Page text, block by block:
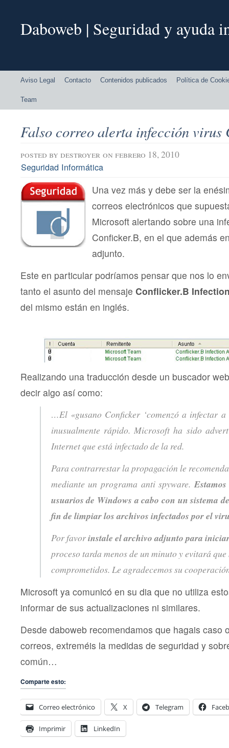
Daboweb | Seguridad y ayuda
Aviso Legal Contacto Contenidos publicados Política de
Team
Falso correo alerta infección virus
posted by destroyer on febrero 18, 2010
Seguridad Informática
Una vez más y debe ser la
correos electrónicos que
Microsoft alertando sobre una
Conficker.B, en el que además
adjunto.
Este en particular podríamos pensar que nos lo
tanto el asunto del mensaje Conflicker.B
del mismo están en inglés.
Realizando una traducción desde un buscador
decir algo así como:
…El «gusano Conficker ‘comenzó a infectar
inusualmente rápido. Microsoft ha sido
Internet que está infectado de la red.
Para contrarrestar la propagación le
mediante un programa anti spyware.
usuarios de Windows a cabo con un sistema
fin de limpiar los archivos infectados por el
Por favorinstale el archivo adjunto para
proceso tarda menos de un minuto y evitará que
comprometidos. Le agradecemos su
Microsoft ya comunicó en su dia que no utiliza
informar de sus actualizaciones ni similares.
Desde daboweb recomendamos que hagais caso
correos, extreméis la medidas de seguridad y
común…
Comparte esto:
Correo electrónico X Telegram
Imprimir LinkedIn